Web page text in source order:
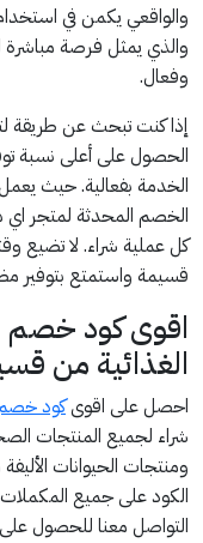
والواقعي يكمن في
والذي يمثل فرصة
وفعال.
إذا كنت تبحث عن طريقة
الحصول على أعلى نسبة
الخدمة بفعالية. حيث
الخصم المحدثة لمتجر
كل عملية شراء. لا تضيع
قسيمة واستمتع بتوفير
اقوى كود خصم
الغذائية من
احصل على اقوىكود
شراء لجميع المنتجات
ومنتجات الحيوانات
الكود على جميع المكملات
التواصل معنا للحصول